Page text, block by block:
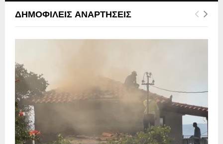
ΔΗΜΟΦΙΛΕΊΣ ΑΝΑΡΤΉΣΕΙΣ